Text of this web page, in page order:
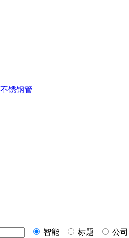
不锈钢管
智能
标题 公司